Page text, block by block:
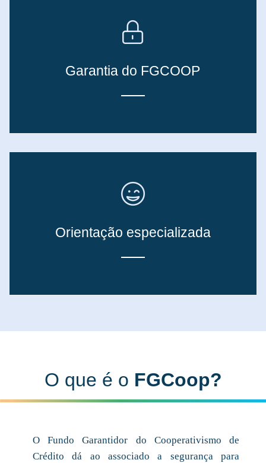
Garantia do FGCOOP
Orientação especializada
O que é o FGCoop?
O Fundo Garantidor do Cooperativismo de
Crédito dá ao associado a segurança para